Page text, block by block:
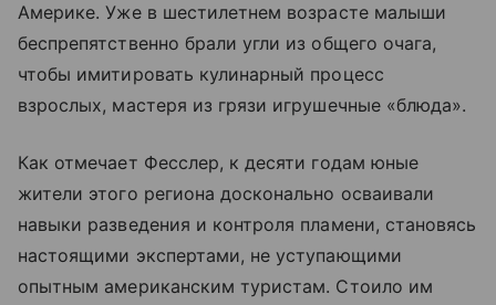
Америке. Уже в шестилетнем возрасте малыши
беспрепятственно брали угли из общего очага,
чтобы имитировать кулинарный процесс
взрослых, мастеря из грязи игрушечные «блюда».
Как отмечает Фесслер, к десяти годам юные
жители этого региона досконально осваивали
навыки разведения и контроля пламени, становясь
настоящими экспертами, не уступающими
опытным американским туристам. Стоило им